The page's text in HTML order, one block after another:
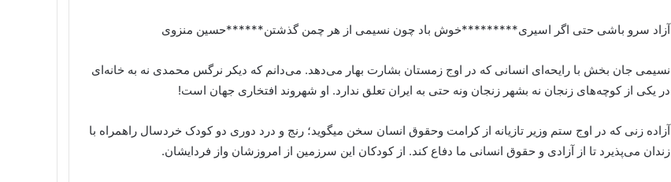
آزاد سرو باشی حتی اگر اسیری*********خوش باد چون نسیمی از هر چمن گذشتن******حسین منزوی
نسیمی جان بخش با رایحه‌ای انسانی که در اوج زمستان بشارت بهار می‌دهد. می‌دانم که دیکر نرگس محمدی نه به خانه‌ای
در یکی از کوچه‌های زنجان نه بشهر زنجان ونه حتی به ایران تعلق ندارد. او شهروند افتخاری جهان است!
آزاده زنی که در اوج ستم وزیر تازیانه از کرامت وحقوق انسان سخن میگوید؛ رنج و درد دوری دو کودک خردسال راهمراه با
زندان می‌پذیرد تا از آزادی و حقوق انسانی ما دفاع کند. از کودکان این سرزمین از امروزشان واز فردایشان.